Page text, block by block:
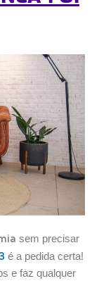
sem precisar
é a pedida certa!
e faz qualquer